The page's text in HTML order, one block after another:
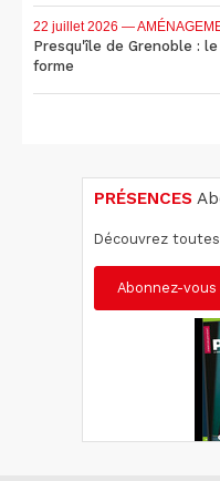
22 juillet 2026 —
Presqu'île de Grenoble :
forme
PRÉSENCES
Découvrez
Abonnez-vous